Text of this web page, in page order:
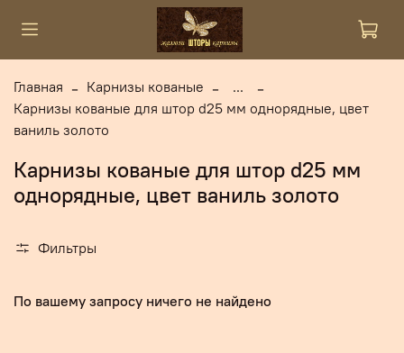
Главная Карнизы кованые
...
Карнизы кованые для штор d25 мм однорядные, цвет
ваниль золото
Карнизы кованые для штор d25 мм
однорядные, цвет ваниль золото
Фильтры
По вашему запросу ничего не найдено